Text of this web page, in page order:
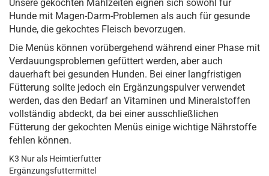
Unsere gekochten Mahlzeiten eignen sich sowohl für
Hunde mit Magen-Darm-Problemen als auch für gesunde
Hunde, die gekochtes Fleisch bevorzugen.
Die Menüs können vorübergehend während einer Phase mit
Verdauungsproblemen gefüttert werden, aber auch
dauerhaft bei gesunden Hunden. Bei einer langfristigen
Fütterung sollte jedoch ein Ergänzungspulver verwendet
werden, das den Bedarf an Vitaminen und Mineralstoffen
vollständig abdeckt, da bei einer ausschließlichen
Fütterung der gekochten Menüs einige wichtige Nährstoffe
fehlen können.
K3 Nur als Heimtierfutter
Ergänzungsfuttermittel